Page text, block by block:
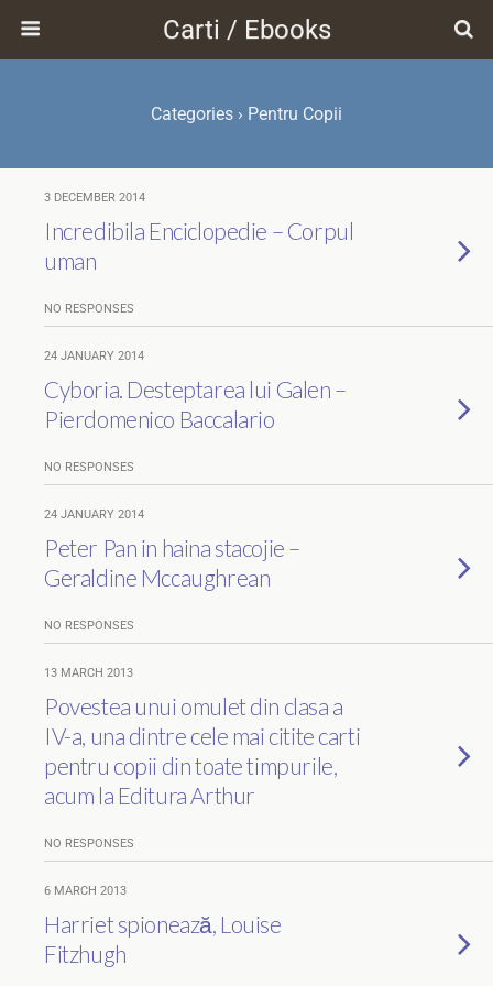
Carti / Ebooks
Categories › Pentru Copii
3 DECEMBER 2014
Incredibila Enciclopedie – Corpul
uman
NO RESPONSES
24 JANUARY 2014
Cyboria. Desteptarea lui Galen –
Pierdomenico Baccalario
NO RESPONSES
24 JANUARY 2014
Peter Pan in haina stacojie –
Geraldine Mccaughrean
NO RESPONSES
13 MARCH 2013
Povestea unui omulet din clasa a
IV-a, una dintre cele mai citite carti
pentru copii din toate timpurile,
acum la Editura Arthur
NO RESPONSES
6 MARCH 2013
Harriet spionează, Louise
Fitzhugh